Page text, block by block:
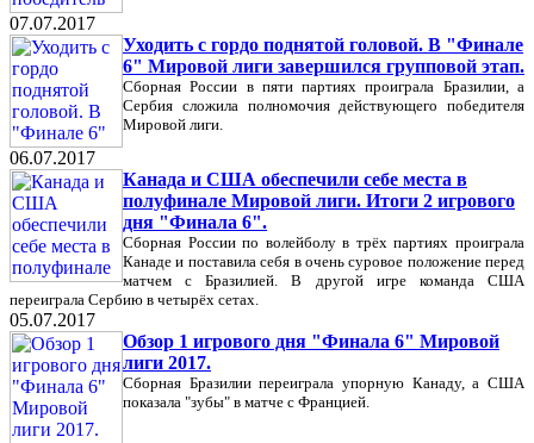
07.07.2017
Уходить с гордо поднятой головой. В "Финале
6" Мировой лиги завершился групповой этап.
Сборная России в пяти партиях проиграла Бразилии, а
Сербия сложила полномочия действующего победителя
Мировой лиги.
06.07.2017
Канада и США обеспечили себе места в
полуфинале Мировой лиги. Итоги 2 игрового
дня "Финала 6".
Сборная России по волейболу в трёх партиях проиграла
Канаде и поставила себя в очень суровое положение перед
матчем с Бразилией. В другой игре команда США
переиграла Сербию в четырёх сетах.
05.07.2017
Обзор 1 игрового дня "Финала 6" Мировой
лиги 2017.
Сборная Бразилии переиграла упорную Канаду, а США
показала "зубы" в матче с Францией.